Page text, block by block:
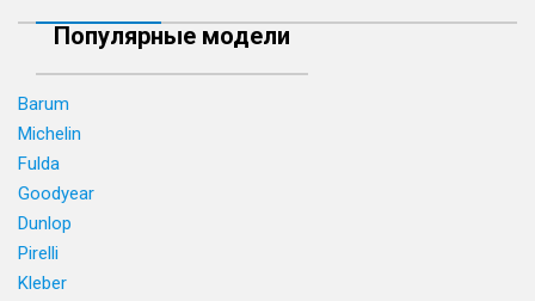
Популярные модели
Barum
Michelin
Fulda
Goodyear
Dunlop
Pirelli
Kleber